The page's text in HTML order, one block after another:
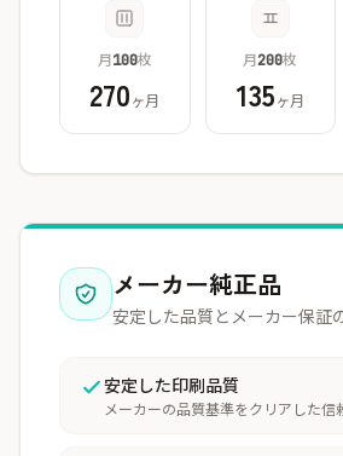
月100枚
270ヶ月
月200枚
135ヶ月
メーカー純正品
安定した品質とメーカー保証
安定した印刷品質
メーカーの品質基準をクリアした信